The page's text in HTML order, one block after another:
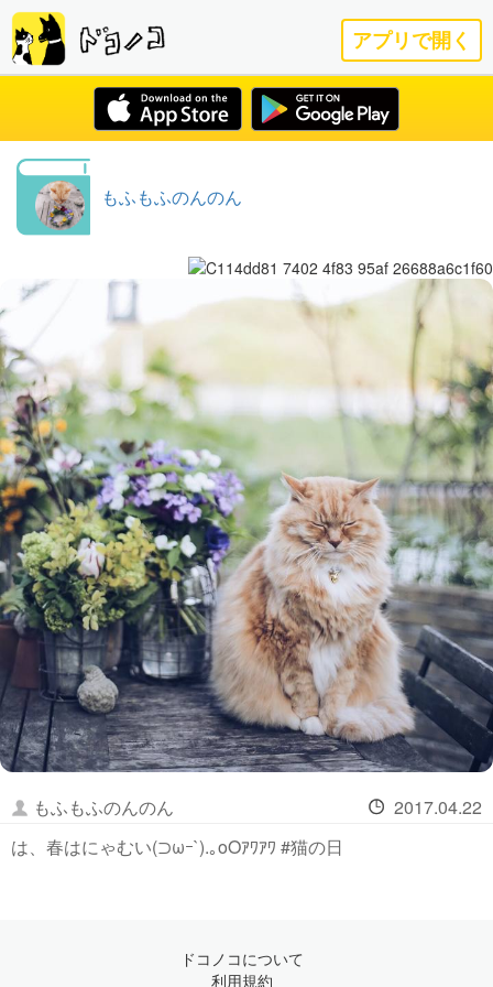
アプリで開く
もふもふのんのん
もふもふのんのん
2017.04.22
は、春はにゃむい(⊃ωｰ`).｡oOｱﾜｱﾜ #猫の日
ドコノコについて
利用規約